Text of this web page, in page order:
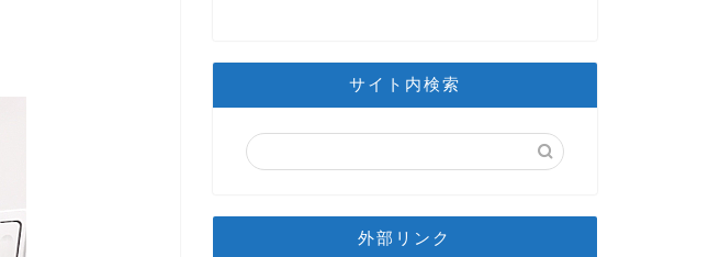
サイト内検索
外部リンク